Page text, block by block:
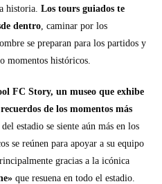
historia.Los tours guiados te
dentro, caminar por los
se preparan para los partidos y
momentos históricos.
FC Story, un museo que exhibe
de los momentos más
estadio se siente aún más en los
se reúnen para apoyar a su equipo
gracias a la icónica
que resuena en todo el estadio.